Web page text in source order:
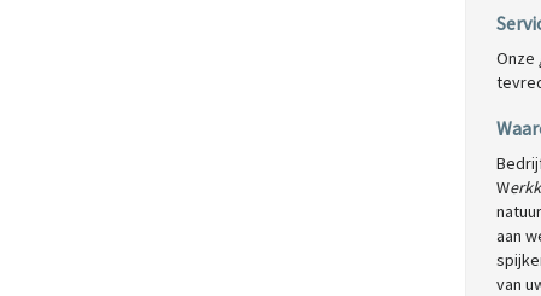
Onze
W
aan
van